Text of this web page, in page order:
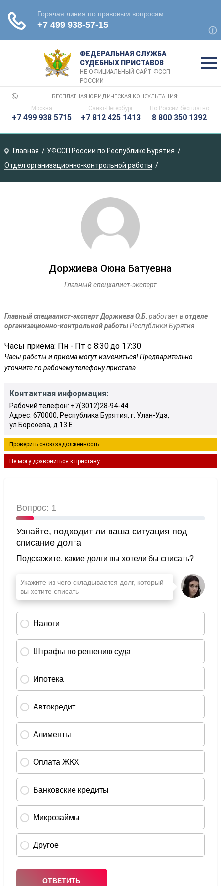
ФЕДЕРАЛЬНАЯ СЛУЖБА
СУДЕБНЫХ ПРИСТАВОВ
НЕ ОФИЦИАЛЬНЫЙ САЙТ ФССП
РОССИИ
БЕСПЛАТНАЯ ЮРИДИЧЕСКАЯ КОНСУЛЬТАЦИЯ:
Москва
+7 499 938 5715
Санкт-Петербург
+7 812 425 1413
По России бесплатно
8 800 350 1392
Главная
УФССП России по Республике Бурятия
Отдел организационно-контрольной работы
Доржиева Оюна Батуевна
Главный специалист-эксперт
Главный специалист-эксперт Доржиева О.Б. работает в отделе
организационно-контрольной работыРеспублики Бурятия
Часы приема: Пн - Пт с 8:30 до 17:30
Часы работы и приема могут измениться! Предварительно
уточните по рабочему телефону пристава
Контактная информация:
Рабочий телефон: +7(3012)28-94-44
Адрес: 670000, Республика Бурятия, г. Улан-Удэ,
ул.Борсоева, д.13 Е
Проверить свою задолженность
Не могу дозвониться к приставу